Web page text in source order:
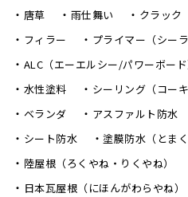
唐草 雨仕舞い クラック
フィラー
プライマー（シーラ
ALC（エーエルシー/パワーボード
水性塗料
シーリング（コー
ベランダ
アスファルト防水
シート防水
塗膜防水（とまく
陸屋根（ろくやね・りくやね）
日本瓦屋根（にほんがわらやね）